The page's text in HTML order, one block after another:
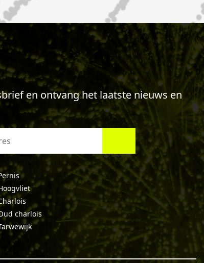
en ontvang het laatste nieuws en
charlois